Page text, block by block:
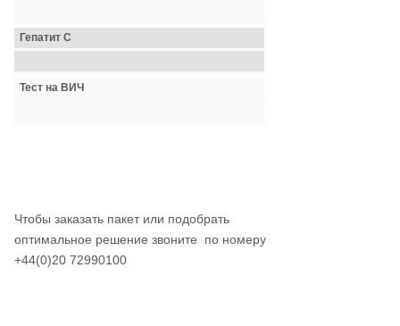
Гепатит C
Тест на ВИЧ
Чтобы заказать пакет или подобрать
оптимальное решение звоните по номеру
+44(0)20 72990100